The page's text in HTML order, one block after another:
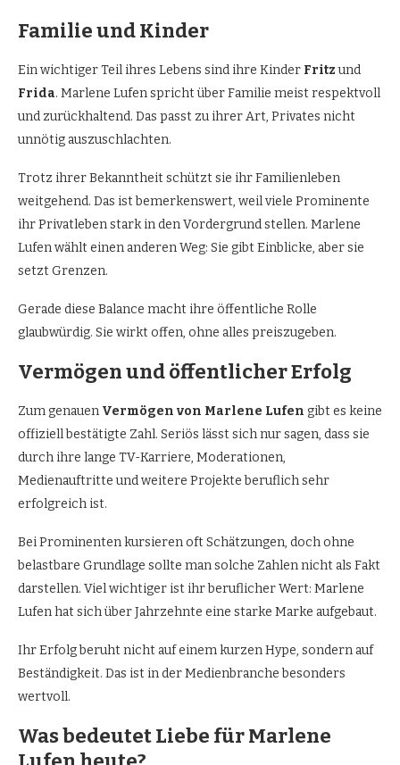
Familie und Kinder
Ein wichtiger Teil ihres Lebens sind ihre Kinder Fritzund
Frida. Marlene Lufen spricht über Familie meist respektvoll
und zurückhaltend. Das passt zu ihrer Art, Privates nicht
unnötig auszuschlachten.
Trotz ihrer Bekanntheit schützt sie ihr Familienleben
weitgehend. Das ist bemerkenswert, weil viele Prominente
ihr Privatleben stark in den Vordergrund stellen. Marlene
Lufen wählt einen anderen Weg: Sie gibt Einblicke, aber sie
setzt Grenzen.
Gerade diese Balance macht ihre öffentliche Rolle
glaubwürdig. Sie wirkt offen, ohne alles preiszugeben.
Vermögen und öffentlicher Erfolg
Zum genauen Vermögen von Marlene Lufen gibt es keine
offiziell bestätigte Zahl. Seriös lässt sich nur sagen, dass sie
durch ihre lange TV-Karriere, Moderationen,
Medienauftritte und weitere Projekte beruflich sehr
erfolgreich ist.
Bei Prominenten kursieren oft Schätzungen, doch ohne
belastbare Grundlage sollte man solche Zahlen nicht als Fakt
darstellen. Viel wichtiger ist ihr beruflicher Wert: Marlene
Lufen hat sich über Jahrzehnte eine starke Marke aufgebaut.
Ihr Erfolg beruht nicht auf einem kurzen Hype, sondern auf
Beständigkeit. Das ist in der Medienbranche besonders
wertvoll.
Was bedeutet Liebe für Marlene